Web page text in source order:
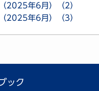
2025年6月）（2）
2025年6月）（3）
ック